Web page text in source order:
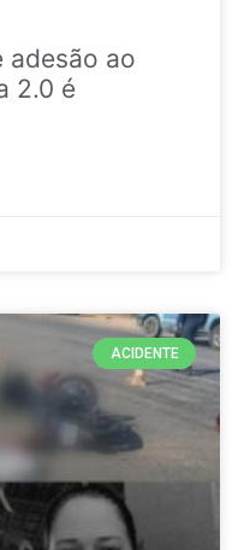
adesão ao
2.0 é
ACIDENTE